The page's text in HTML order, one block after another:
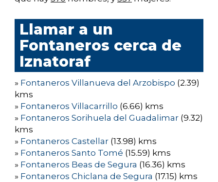
Llamar a un
Fontaneros cerca de
Iznatoraf
» Fontaneros Villanueva del Arzobispo (2.39)
kms
» Fontaneros Villacarrillo (6.66) kms
» Fontaneros Sorihuela del Guadalimar (9.32)
kms
» Fontaneros Castellar (13.98) kms
» Fontaneros Santo Tomé (15.59) kms
» Fontaneros Beas de Segura (16.36) kms
» Fontaneros Chiclana de Segura (17.15) kms